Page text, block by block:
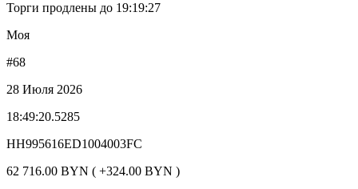
Торги продлены до 19:19:27
Моя
#68
28 Июля 2026
18:49:20.5285
HH995616ED1004003FC
62 716.00 BYN ( +324.00 BYN )